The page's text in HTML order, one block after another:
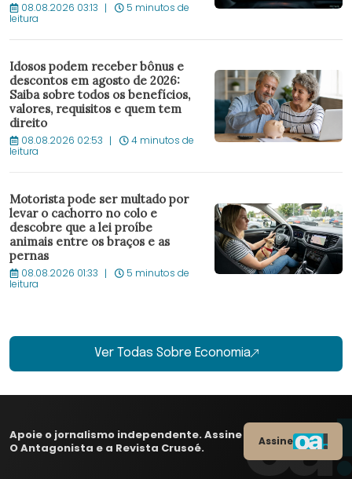
08.08.2026 03:13 5 minutos de
leitura
Idosos podem receber bônus e
descontos em agosto de 2026:
Saiba sobre todos os benefícios,
valores, requisitos e quem tem
direito
08.08.2026 02:53 4 minutos de
leitura
Motorista pode ser multado por
levar o cachorro no colo e
descobre que a lei proíbe
animais entre os braços e as
pernas
08.08.2026 01:33 5 minutos de
leitura
Ver Todas Sobre Economia
Apoie o jornalismo independente. Assine
O Antagonista e a Revista Crusoé.
Assine